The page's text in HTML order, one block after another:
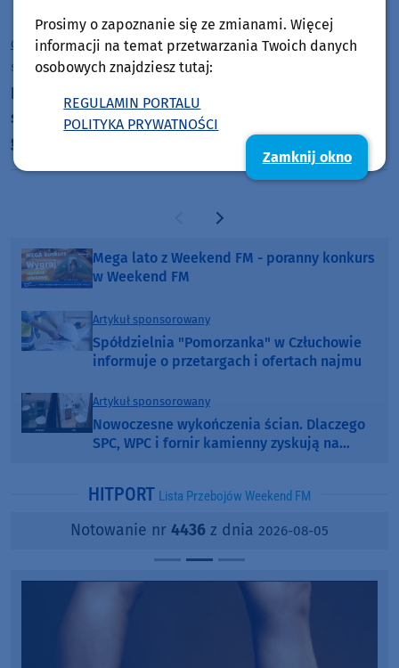
Gmina Rzeczenica
sobota, 7 lutego 2026, 08:29
Biała bluzka, zielona kamizelka i kwiecista
spódnica. Jest projekt stroju regionalnego dla
gminy Rzeczenica
Poprzednia strona
Następna strona
Mega lato z Weekend FM - poranny konkurs
w Weekend FM
Artykuł sponsorowany
Spółdzielnia "Pomorzanka" w Człuchowie
informuje o przetargach i ofertach najmu
Artykuł sponsorowany
Nowoczesne wykończenia ścian. Dlaczego
SPC, WPC i fornir kamienny zyskują na
HITPORT Lista Przebojów Weekend FM
Notowanie nr 4436 z dnia 2026-08-05
Prosimy o zapoznanie się ze zmianami. Więcej
informacji na temat przetwarzania Twoich danych
osobowych znajdziesz tutaj:
REGULAMIN PORTALU
POLITYKA PRYWATNOŚCI
Zamknij okno